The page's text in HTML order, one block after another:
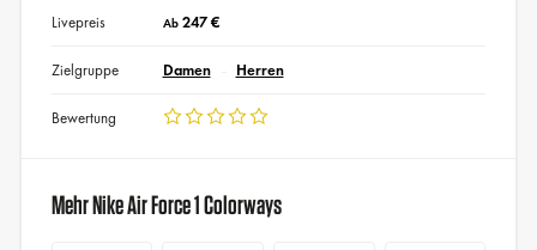
Livepreis Ab247 €
Zielgruppe Damen Herren
Bewertung
Mehr Nike Air Force 1 Colorways